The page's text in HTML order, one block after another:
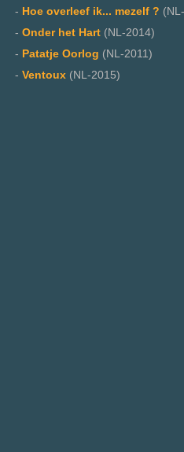
- Hoe overleef ik... mezelf ?
- Onder het Hart (NL-2014)
- Patatje Oorlog (NL-2011)
- Ventoux (NL-2015)